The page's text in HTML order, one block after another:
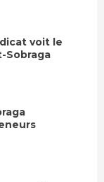
voit le
Sobraga